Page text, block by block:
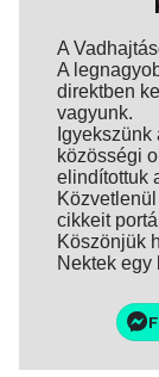
A
A
direktben
vagyunk.
közösségi
elindítottuk
cikkeit
Köszönjük
Nektek egy